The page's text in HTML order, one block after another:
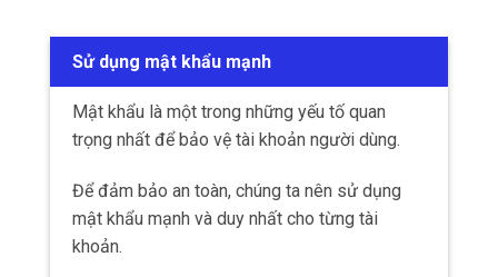
Sử dụng mật khẩu mạnh
Mật khẩu là một trong những yếu tố quan
trọng nhất để bảo vệ tài khoản người dùng.
Để đảm bảo an toàn, chúng ta nên sử dụng
mật khẩu mạnh và duy nhất cho từng tài
khoản.